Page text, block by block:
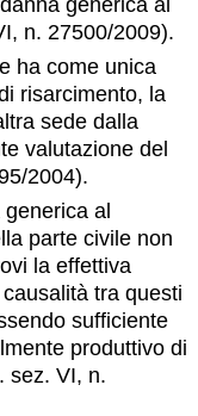
generica al
n. 27500/2009).
ha come unica
risarcimento, la
sede dalla
valutazione del
2004).
al
parte civile non
la effettiva
tra questi
sufficiente
produttivo di
sez. VI, n.